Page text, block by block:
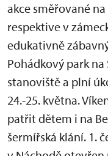
akce směřované
respektive v
edukativně
Pohádkový park
stanoviště a plní
24.-25. května.
patřit dětem i na
šermířská klání. 1.